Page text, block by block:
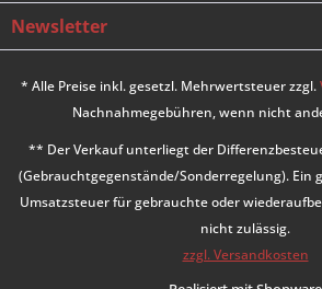
Newsletter
* Alle Preise inkl. gesetzl. Mehrwertsteuer zzgl.
Nachnahmegebühren, wenn nicht
** Der Verkauf unterliegt der
(Gebrauchtgegenstände/Sonderregelung). Ein
Umsatzsteuer für gebrauchte oder
nicht zulässig.
zzgl. Versandkosten